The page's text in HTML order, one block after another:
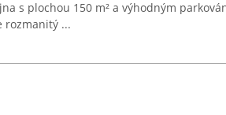
s plochou 150 m² a výhodným
rozmanitý ...